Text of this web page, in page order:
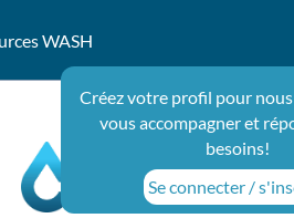
WASH
Créez votre profil pour
vous accompagner et
besoins!
Se connecter /